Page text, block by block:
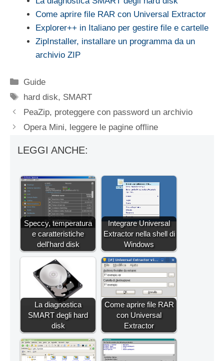
Come aprire file RAR con Universal Extractor
Explorer++ in Italiano per gestire file e cartelle
ZipInstaller, installare un programma da un
archivio ZIP
Categorie
Guide
Tag
hard disk, SMART
PeaZip, proteggere con password un archivio
Opera Mini, leggere le pagine offline
LEGGI ANCHE:
Speccy, temperatura
e caratteristiche
dell'hard disk
Integrare Universal
Extractor nella shell di
Windows
La diagnostica
SMART degli hard
disk
Come aprire file RAR
con Universal
Extractor